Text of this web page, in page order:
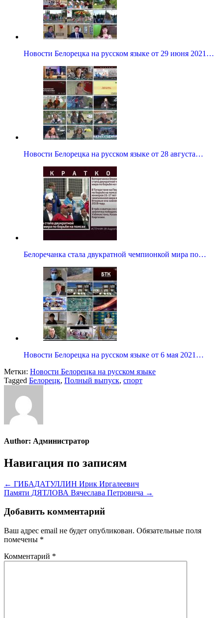
Новости Белорецка на русском языке от 29 июня 2021…
Новости Белорецка на русском языке от 28 августа…
Белоречанка стала двукратной чемпионкой мира по…
Новости Белорецка на русском языке от 6 мая 2021…
Метки: Новости Белорецка на русском языке
Tagged Белорецк, Полный выпуск, спорт
Author: Администратор
Навигация по записям
← ГИБАДАТУЛЛИН Ирик Иргалеевич
Памяти ДЯТЛОВА Вячеслава Петровича →
Добавить комментарий
Ваш адрес email не будет опубликован. Обязательные поля
помечены *
Комментарий *